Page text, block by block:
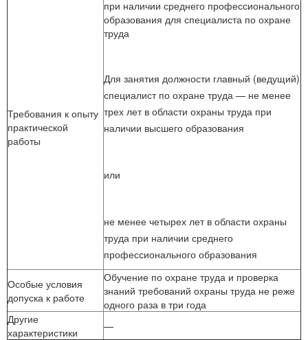
Требования к опыту
практической
работы
при наличии среднего профессионального
образования для специалиста по охране
труда
Для занятия должности главный (ведущий)
специалист по охране труда — не менее
трех лет в области охраны труда при
наличии высшего образования
или
не менее четырех лет в области охраны
труда при наличии среднего
профессионального образования
Особые условия
допуска к работе
Обучение по охране труда и проверка
знаний требований охраны труда не реже
одного раза в три года
Другие
характеристики
—